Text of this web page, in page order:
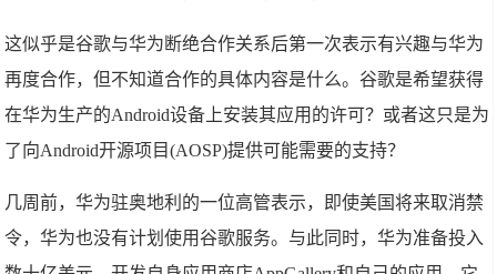
这似乎是谷歌与华为断绝合作关系后第一次表示有兴趣与华为
再度合作，但不知道合作的具体内容是什么。谷歌是希望获得
在华为生产的Android设备上安装其应用的许可？或者这只是为
了向Android开源项目(AOSP)提供可能需要的支持？
几周前，华为驻奥地利的一位高管表示，即使美国将来取消禁
令，华为也没有计划使用谷歌服务。与此同时，华为准备投入